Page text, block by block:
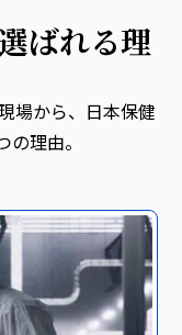
ばれる理
場から、日本保健
理由。